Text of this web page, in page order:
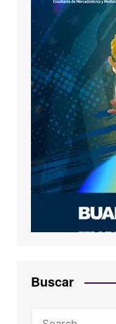
Buscar